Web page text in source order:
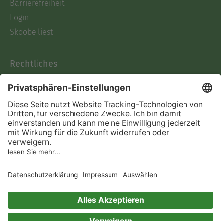
Barrierefreiheit
Login
Skoobe liest
Rechtliches
AGB
Informationen nach Data
Act
Verträge hier kündigen
Impressum
Immer ein gutes Buch